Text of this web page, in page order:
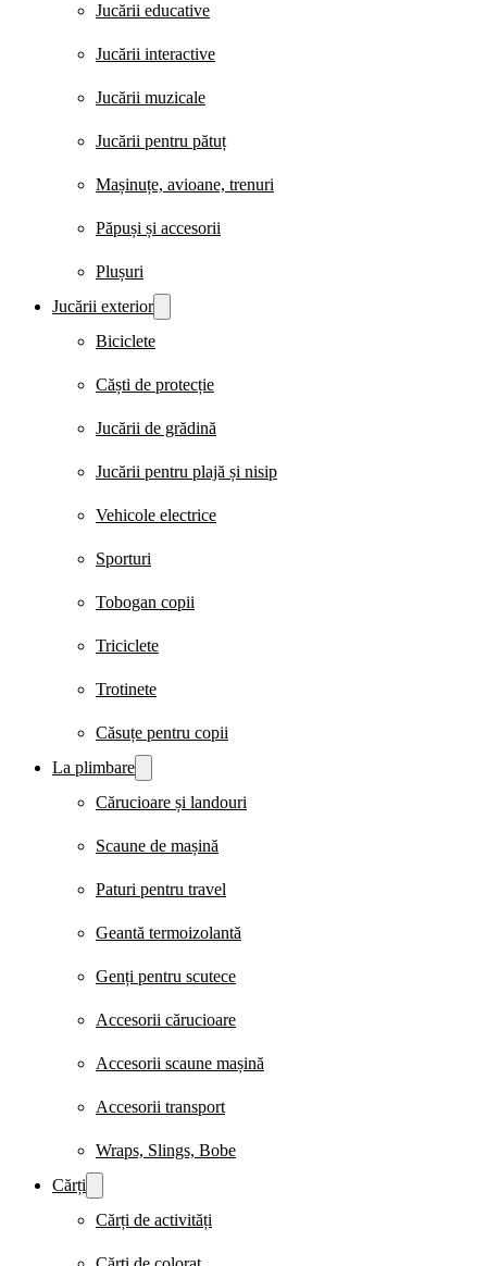
Jucării educative
Jucării interactive
Jucării muzicale
Jucării pentru pătuț
Mașinuțe, avioane, trenuri
Păpuși și accesorii
Plușuri
Jucării exterior
Biciclete
Căști de protecție
Jucării de grădină
Jucării pentru plajă și nisip
Vehicole electrice
Sporturi
Tobogan copii
Triciclete
Trotinete
Căsuțe pentru copii
La plimbare
Cărucioare și landouri
Scaune de mașină
Paturi pentru travel
Geantă termoizolantă
Genți pentru scutece
Accesorii cărucioare
Accesorii scaune mașină
Accesorii transport
Wraps, Slings, Bobe
Cărți
Cărți de activități